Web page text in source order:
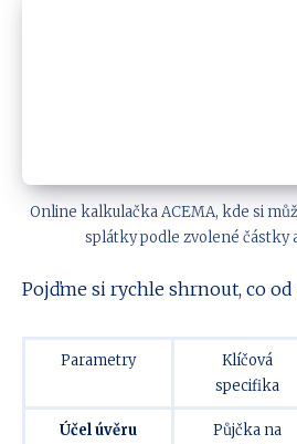
Online kalkulačka ACEMA, kde si
splátky podle zvolené částky
Pojďme si rychle shrnout, co
Parametry
Klíčová
specifika
Účel úvěru
Půjčka na